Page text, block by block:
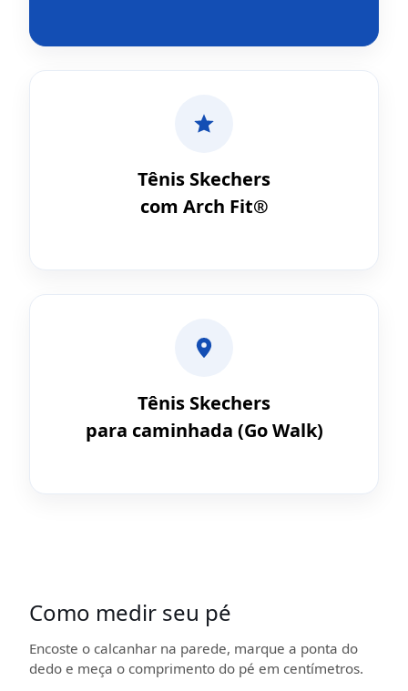
Tênis Skechers
com Arch Fit®
Tênis Skechers
para caminhada (Go Walk)
Como medir seu pé
Encoste o calcanhar na parede, marque a ponta do
dedo e meça o comprimento do pé em centímetros.